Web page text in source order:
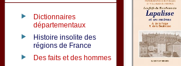
Dictionnaires
départementaux
Histoire insolite des
régions de France
Des faits et des hommes